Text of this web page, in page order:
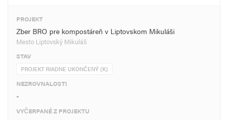
PROJEKT
Zber BRO pre kompostáreň v Liptovskom Mikuláši
Mesto Liptovský Mikuláš
STAV
PROJEKT RIADNE UKONČENÝ (K)
NEZROVNALOSTI
-
VYČERPANÉ Z PROJEKTU